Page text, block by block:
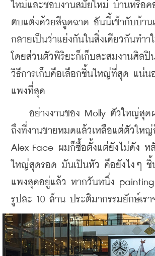
ใหม่และชอบงานสมัยใหม่ บ้านหรือ
ตบแต่งด้วยสีฉูดฉาด อันนี้เข้ากับบ้าน
กลายเป็นว่าแย่งกันในสิ่งเดียวกันทำา
โดยส่วนตัวพิริยะก็เก็บสะสมงานศิล
วิธีการเก็บคือเลือกชิ้นใหญ่ที่สุด แน่น
แพงที่สุด
อย่างงานของ Molly ตัวใหญ่สุดผ
ถึงที่งานขายหมดแล้วเหลือแต่ตัวใหญ่
Alex Face ผมก็ซื้อตั้งแต่ยังไม่ดัง ห
ใหญ่สุดรอด มันเป็นหัว คือยังไงๆ ชิ้
แพงสุดอยู่แล้ว หากวันหนึ่ง
รูปละ 10 ล้าน ประติมากรรมยักษ์เรา